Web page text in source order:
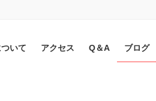
いて アクセス Q＆A ブログ